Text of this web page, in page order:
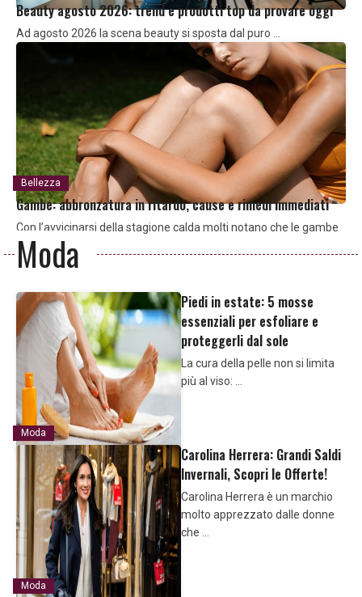
Beauty agosto 2026: trend e prodotti top da provare oggi
Ad agosto 2026 la scena beauty si sposta dal puro …
Bellezza
Gambe: abbronzatura in ritardo, cause e rimedi immediati
Con l’avvicinarsi della stagione calda molti notano che le gambe
…
Moda
Moda
Piedi in estate: 5 mosse
essenziali per esfoliare e
proteggerli dal sole
La cura della pelle non si limita
più al viso: …
Moda
Carolina Herrera: Grandi Saldi
Invernali, Scopri le Offerte!
Carolina Herrera è un marchio
molto apprezzato dalle donne
che …